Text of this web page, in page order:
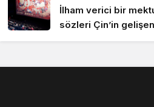
İlham verici bir
sözleri Çin’in
endüstrisinde yankı